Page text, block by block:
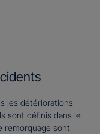
les détériorations
sont définis dans le
remorquage sont